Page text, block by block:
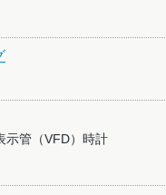
示管（VFD）時計